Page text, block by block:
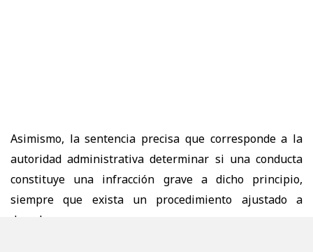
Asimismo, la sentencia precisa que corresponde a la
autoridad administrativa determinar si una conducta
constituye una infracción grave a dicho principio,
siempre que exista un procedimiento ajustado a
derecho.